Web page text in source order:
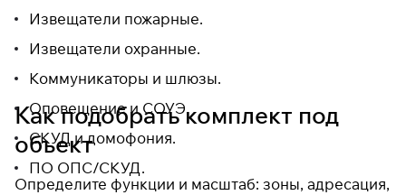
Извещатели пожарные.
Извещатели охранные.
Коммуникаторы и шлюзы.
Оповещение и СОУЭ.
СКУД и домофония.
ПО ОПС/СКУД.
Как подобрать комплект под
объект
Определите функции и масштаб: зоны, адресация,